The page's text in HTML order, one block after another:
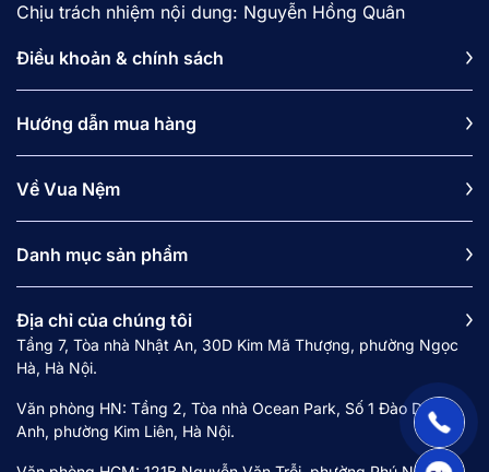
Chịu trách nhiệm nội dung: Nguyễn Hồng Quân
Điều khoản & chính sách
Hướng dẫn mua hàng
Về Vua Nệm
Danh mục sản phẩm
Địa chỉ của chúng tôi
Tầng 7, Tòa nhà Nhật An, 30D Kim Mã Thượng, phường Ngọc
Hà, Hà Nội.
Văn phòng HN: Tầng 2, Tòa nhà Ocean Park, Số 1 Đào Duy
Anh, phường Kim Liên, Hà Nội.